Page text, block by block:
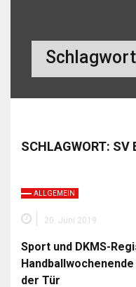
SCHLAGWORT: SV
ALLGEMEIN
20. Juni 2019
Sport und DKMS-
der Tür